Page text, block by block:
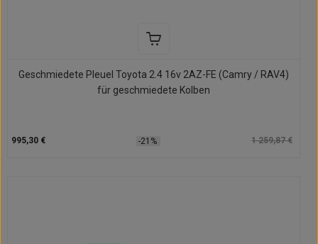
Geschmiedete Pleuel Toyota 2.4 16v 2AZ-FE (Camry / RAV4)
für geschmiedete Kolben
995,30 € -21% 1 259,87 €